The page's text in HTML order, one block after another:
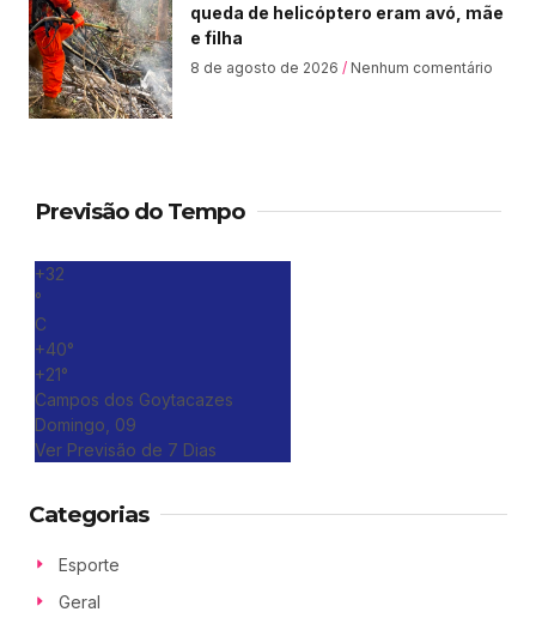
queda de helicóptero eram avó, mãe
e filha
8 de agosto de 2026 Nenhum comentário
Previsão do Tempo
+32
°
C
+40°
+21°
Campos dos Goytacazes
Domingo, 09
Ver Previsão de 7 Dias
Categorias
Esporte
Geral